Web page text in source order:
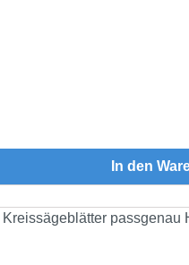
In den